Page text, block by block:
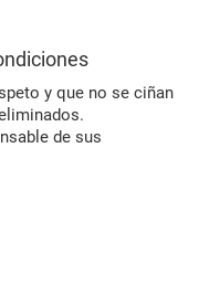
y que no se ciñan
de sus